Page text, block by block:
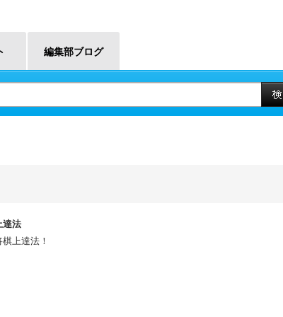
編集部ブログ
達法
上達法！